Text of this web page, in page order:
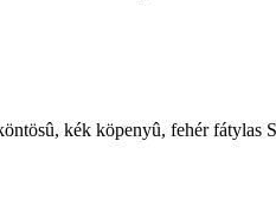
kék köpenyû, fehér fátylas